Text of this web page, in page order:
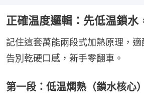
正確温度邏輯：先低温鎖水
記住這套萬能兩段式加熱原理，
告別乾硬口感，新手零翻車。
第一段：低温燜熟（鎖水核心）